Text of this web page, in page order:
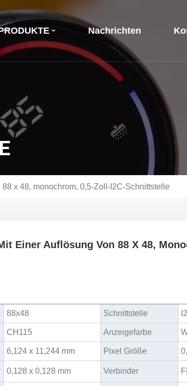
Nachrichten
x 48, monochrom, 0,5-Zoll-I2C-Schnittstelle
Einer Auflösung Von 88 X 48,
88x48 Schnittstelle
CH115 Anzeigefarbe
6,124 x 11,244 mm Pixel Größe
0,128 x 0,128 mm Verbinder